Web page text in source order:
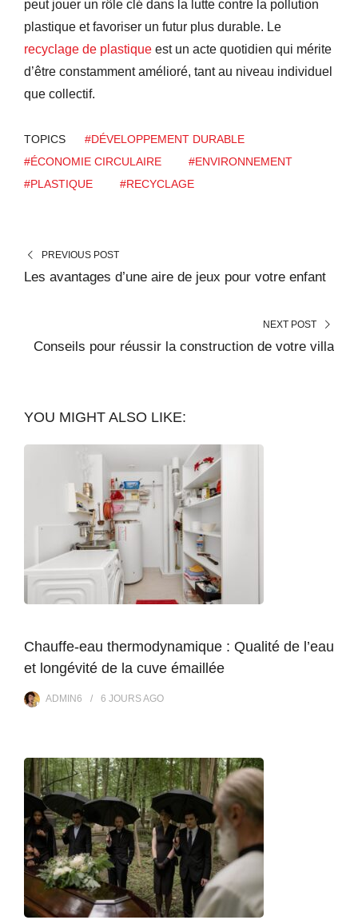
peut jouer un rôle clé dans la lutte contre la pollution
plastique et favoriser un futur plus durable. Le
recyclage de plastique est un acte quotidien qui mérite
d’être constamment amélioré, tant au niveau individuel
que collectif.
TOPICS
#DÉVELOPPEMENT DURABLE
#ÉCONOMIE CIRCULAIRE
#ENVIRONNEMENT
#PLASTIQUE
#RECYCLAGE
PREVIOUS POST
Les avantages d’une aire de jeux pour votre enfant
NEXT POST
Conseils pour réussir la construction de votre villa
YOU MIGHT ALSO LIKE:
Chauffe-eau thermodynamique : Qualité de l’eau
et longévité de la cuve émaillée
ADMIN6 6 JOURSAGO